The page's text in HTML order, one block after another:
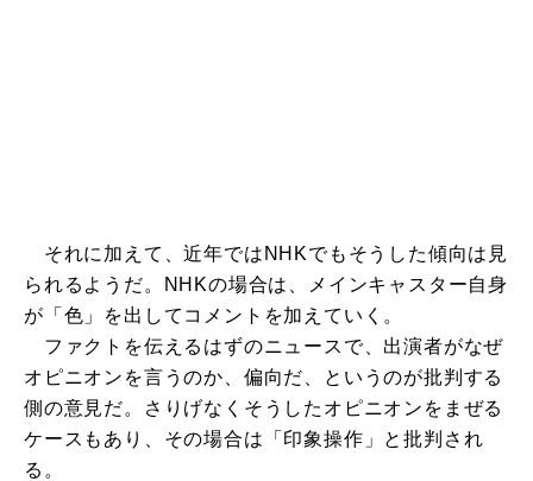
それに加えて、近年ではNHKでもそうした傾向は見
られるようだ。NHKの場合は、メインキャスター自身
が「色」を出してコメントを加えていく。
ファクトを伝えるはずのニュースで、出演者がなぜ
オピニオンを言うのか、偏向だ、というのが批判する
側の意見だ。さりげなくそうしたオピニオンをまぜる
ケースもあり、その場合は「印象操作」と批判され
る。